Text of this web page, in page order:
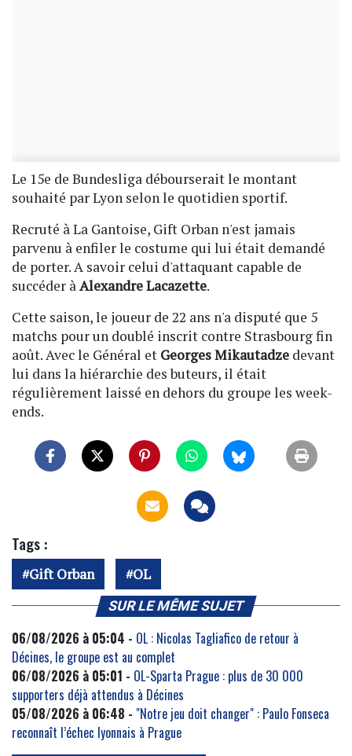
Le 15e de Bundesliga débourserait le montant
souhaité par Lyon selon le quotidien sportif.
Recruté à La Gantoise, Gift Orban n'est jamais
parvenu à enfiler le costume qui lui était demandé
de porter. A savoir celui d'attaquant capable de
succéder àAlexandre Lacazette.
Cette saison, le joueur de 22 ans n'a disputé que 5
matchs pour un doublé inscrit contre Strasbourg fin
août. Avec le Général et Georges Mikautadze devant
lui dans la hiérarchie des buteurs, il était
régulièrement laissé en dehors du groupe les week-
ends.
Tags :
Gift Orban OL
SUR LE MÊME SUJET
06/08/2026 à 05:04 - OL : Nicolas Tagliafico de retour à
Décines, le groupe est au complet
06/08/2026 à 05:01 - OL-Sparta Prague : plus de 30 000
supporters déjà attendus à Décines
05/08/2026 à 06:48 - "Notre jeu doit changer" : Paulo Fonseca
reconnaît l’échec lyonnais à Prague